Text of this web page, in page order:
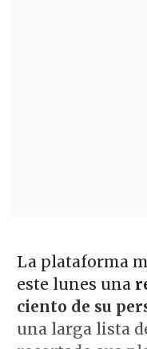
La plataforma
este lunes una
ciento de su
una larga lista